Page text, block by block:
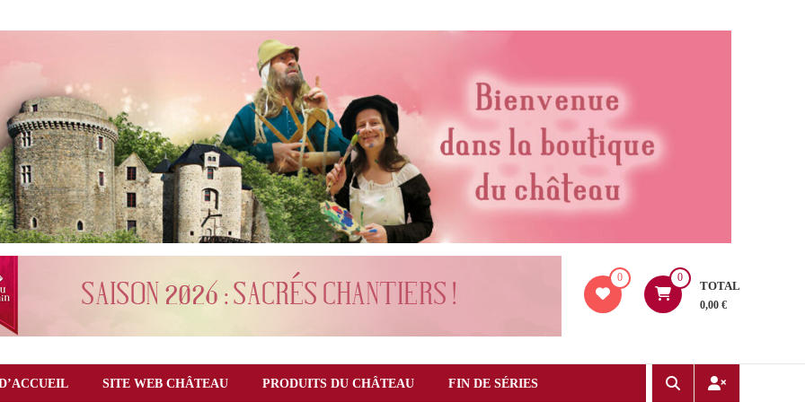
0 0
TOTAL
0,00 €
SITE WEB CHÂTEAU PRODUITS DU CHÂTEAU FIN DE SÉRIES